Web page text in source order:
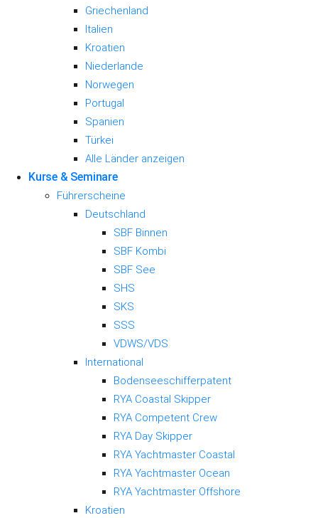
Griechenland
Italien
Kroatien
Niederlande
Norwegen
Portugal
Spanien
Türkei
Alle Länder anzeigen
Kurse & Seminare
Führerscheine
Deutschland
SBF Binnen
SBF Kombi
SBF See
SHS
SKS
SSS
VDWS/VDS
International
Bodenseeschifferpatent
RYA Coastal Skipper
RYA Competent Crew
RYA Day Skipper
RYA Yachtmaster Coastal
RYA Yachtmaster Ocean
RYA Yachtmaster Offshore
Kroatien